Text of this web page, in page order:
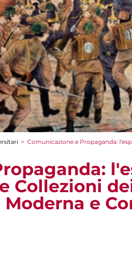
> Comunicazione e Propaganda:
Collezioni
e